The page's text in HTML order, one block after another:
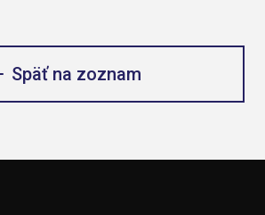
Späť na zoznam